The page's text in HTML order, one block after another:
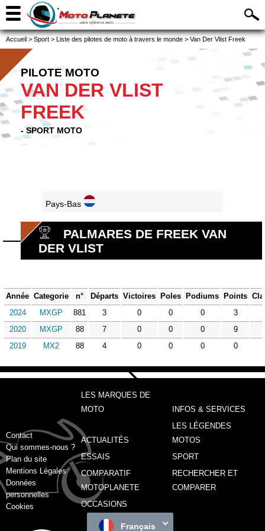
Accueil > Sport > Liste des pilotes de moto à travers le monde > Van Der Vlist Freek
PILOTE MOTO
VAN DER VLIST
FREEK
- SPORT MOTO
Pays-Bas
PALMARES DE FREEK VAN
DER VLIST
Année Categorie n° Départs Victoires Poles Podiums Points
2024
MXGP 881 3 0 0 0
3
2020
MXGP 88 7 0 0 0
9
2019
MX2 88 4 0 0 0 0
Contact
Qui sommes-nous ?
Plan du site
Mentions Légales
Données
personnelles
Cookies
LES MARQUES DE
MOTO
INFOS & SERVICES
ACTUALITÉS
LES LÉGENDES
MOTOS
ESSAIS
SPORT
COMPARATIF
MOTOPLANETE
RECHERCHER ET
COMPARER
OCCASIONS
Français